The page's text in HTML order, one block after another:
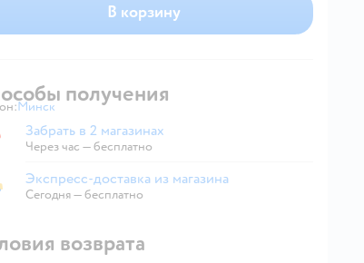
В корзину
получения
Выбор адреса доставки.
Минск
в магазине
Забрать в 2 магазинах
Через час — бесплатно
доставка из магазина
Экспресс-доставка из магазина
Сегодня—бесплатно
возврата